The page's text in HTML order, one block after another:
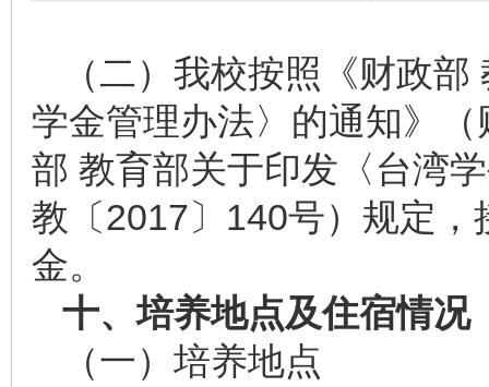
（二）我校按照《财政
学金管理办法〉的通知》
部 教育部关于印发〈台湾
教〔2017〕140号）规定
金。
十、培养地点及住宿情况
（一）培养地点